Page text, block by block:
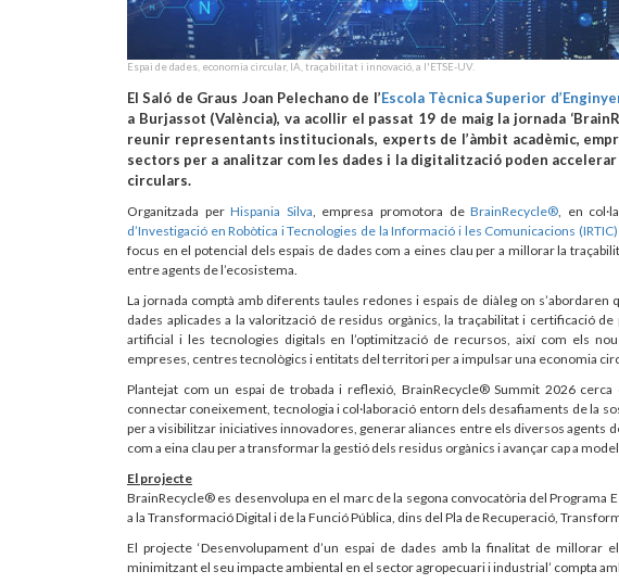
Espai de dades, economia circular, IA, traçabilitat i innovació, a l'ETSE-UV.
El Saló de Graus Joan Pelechano de l’Escola Tècnica Superior
a Burjassot (València), va acollir el passat 19 de maig la jornada
reunir representants institucionals, experts de l’àmbit acadèmic,
sectors per a analitzar com les dades i la digitalització poden
circulars.
Organitzada perHispania Silva, empresa promotora deBrainRecycle®, en
d’Investigació en Robòtica i Tecnologies de la Informació i les Comunicacions
focus en el potencial dels espais de dades com a eines clau per a millorar la
entre agents de l’ecosistema.
La jornada comptà amb diferents taules redones i espais de diàleg on s’abordaren
dades aplicades a la valorització de residus orgànics, la traçabilitat i certificació
artificial i les tecnologies digitals en l’optimització de recursos, així com els
empreses, centres tecnològics i entitats del territori per a impulsar una economia
Plantejat com un espai de trobada i reflexió, BrainRecycle® Summit 2026
connectar coneixement, tecnologia i col·laboració entorn dels desafiaments de la
per a visibilitzar iniciatives innovadores, generar aliances entre els diversos agents
com a eina clau per a transformar la gestió dels residus orgànics i avançar cap a
El projecte
BrainRecycle® es desenvolupa en el marc de la segona convocatòria del Programa
a la Transformació Digital i de la Funció Pública, dins del Pla de Recuperació,
El projecte ‘Desenvolupament d’un espai de dades amb la finalitat de
minimitzant el seu impacte ambiental en el sector agropecuari i industrial’ compta